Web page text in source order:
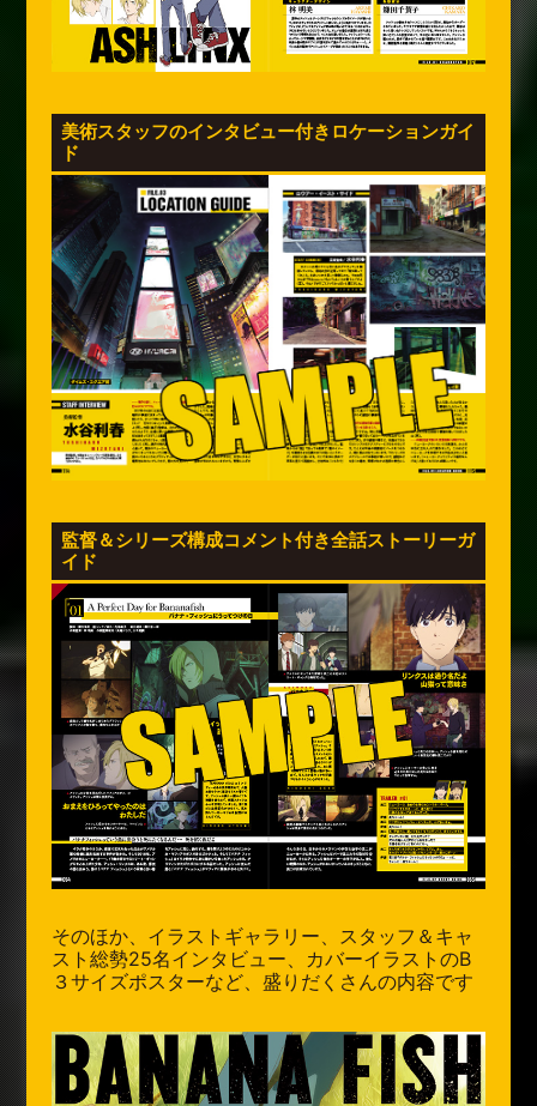
美術スタッフのインタビュー付きロケーションガイ
ド
監督＆シリーズ構成コメント付き全話ストーリーガ
イド
そのほか、イラストギャラリー、スタッフ＆キャ
スト総勢25名インタビュー、カバーイラストのB
３サイズポスターなど、盛りだくさんの内容です